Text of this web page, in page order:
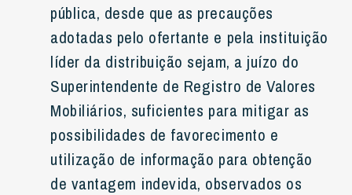
pública, desde que as precauções
adotadas pelo ofertante e pela instituição
líder da distribuição sejam, a juízo do
Superintendente de Registro de Valores
Mobiliários, suficientes para mitigar as
possibilidades de favorecimento e
utilização de informação para obtenção
de vantagem indevida, observados os